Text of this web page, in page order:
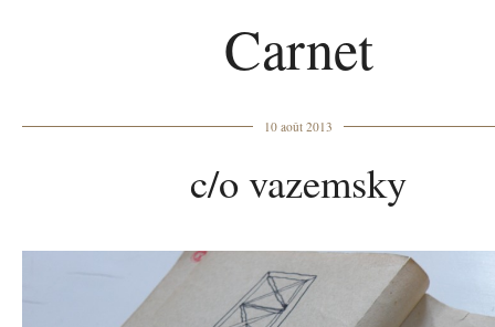
Carnet
10 août 2013
c/o vazemsky